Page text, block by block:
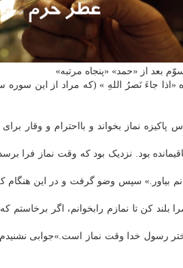
بعد از «حمد» «پنجاه مرتبه»
جاءَ نَصرُ اللهِ » (که مراد از این سوره
نماز بخواند و بااحترام و وقار برای
بود. نزدیک بود که وقت نماز فرا
بیاور.» سپس وضو گرفت و در این هنگام
کن تا نمازم رابخوانم، اگر برخاستم
رسول خدا وقت نماز است.»جوابی